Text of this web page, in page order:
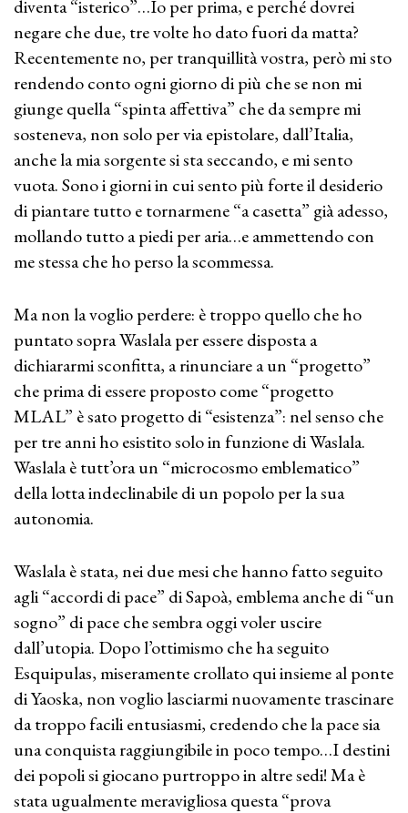
diventa “isterico”…Io per prima, e perché dovrei
negare che due, tre volte ho dato fuori da matta?
Recentemente no, per tranquillità vostra, però mi sto
rendendo conto ogni giorno di più che se non mi
giunge quella “spinta affettiva” che da sempre mi
sosteneva, non solo per via epistolare, dall’Italia,
anche la mia sorgente si sta seccando, e mi sento
vuota. Sono i giorni in cui sento più forte il desiderio
di piantare tutto e tornarmene “a casetta” già adesso,
mollando tutto a piedi per aria…e ammettendo con
me stessa che ho perso la scommessa.
Ma non la voglio perdere: è troppo quello che ho
puntato sopra Waslala per essere disposta a
dichiararmi sconfitta, a rinunciare a un “progetto”
che prima di essere proposto come “progetto
MLAL” è sato progetto di “esistenza”: nel senso che
per tre anni ho esistito solo in funzione di Waslala.
Waslala è tutt’ora un “microcosmo emblematico”
della lotta indeclinabile di un popolo per la sua
autonomia.
Waslala è stata, nei due mesi che hanno fatto seguito
agli “accordi di pace” di Sapoà, emblema anche di “un
sogno” di pace che sembra oggi voler uscire
dall’utopia. Dopo l’ottimismo che ha seguito
Esquipulas, miseramente crollato qui insieme al ponte
di Yaoska, non voglio lasciarmi nuovamente trascinare
da troppo facili entusiasmi, credendo che la pace sia
una conquista raggiungibile in poco tempo…I destini
dei popoli si giocano purtroppo in altre sedi! Ma è
stata ugualmente meravigliosa questa “prova